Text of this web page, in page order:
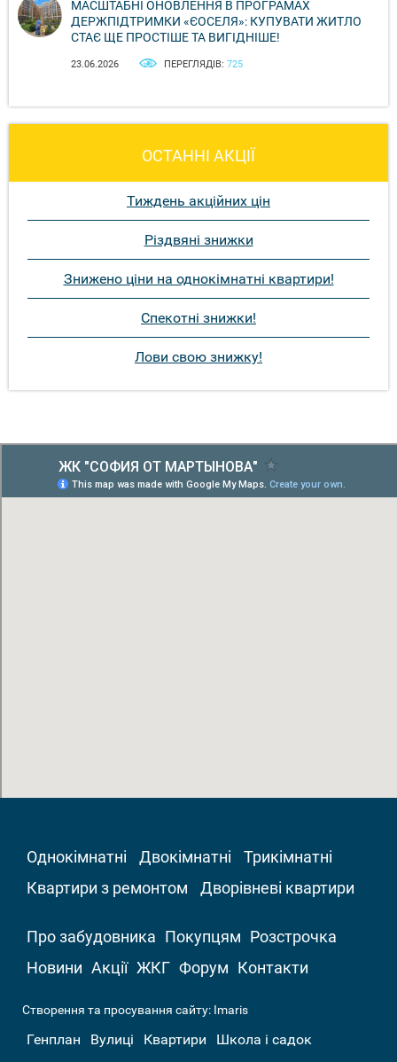
МАСШТАБНІ ОНОВЛЕННЯ В ПРОГРАМАХ
ДЕРЖПІДТРИМКИ «ЄОСЕЛЯ»: КУПУВАТИ ЖИТЛО
СТАЄ ЩЕ ПРОСТІШЕ ТА ВИГІДНІШЕ!
23.06.2026 ПЕРЕГЛЯДІВ: 725
ОСТАННІ АКЦІЇ
Тиждень акційних цін
Різдвяні знижки
Знижено ціни на однокімнатні квартири!
Спекотні знижки!
Лови свою знижку!
Однокімнатні Двокімнатні
Трикімнатні
Квартири з ремонтом
Дворівневі квартири
Про забудовника Покупцям Розстрочка
Новини Акції ЖКГ Форум Контакти
Створення та просування сайту: Imaris
Генплан Вулиці Квартири
Школа і садок